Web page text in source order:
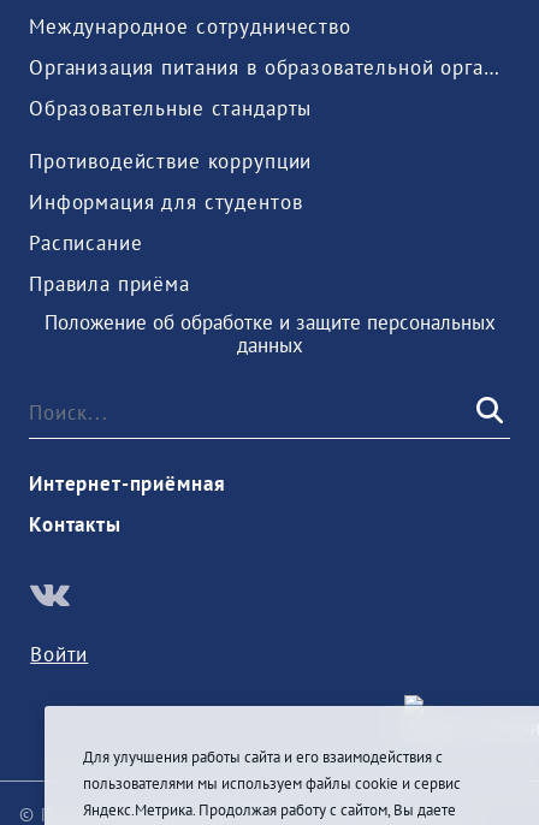
Международное сотрудничество
Организация питания в образовательной организации
Образовательные стандарты
Противодействие коррупции
Информация для студентов
Расписание
Правила приёма
Положение об обработке и защите персональных
данных
Интернет-приёмная
Контакты
Войти
© При цитировании информации с сайта ссылка на
Для улучшения работы сайта и его взаимодействия с
пользователями мы используем файлы cookie и сервис
Яндекс.Метрика. Продолжая работу с сайтом, Вы даете